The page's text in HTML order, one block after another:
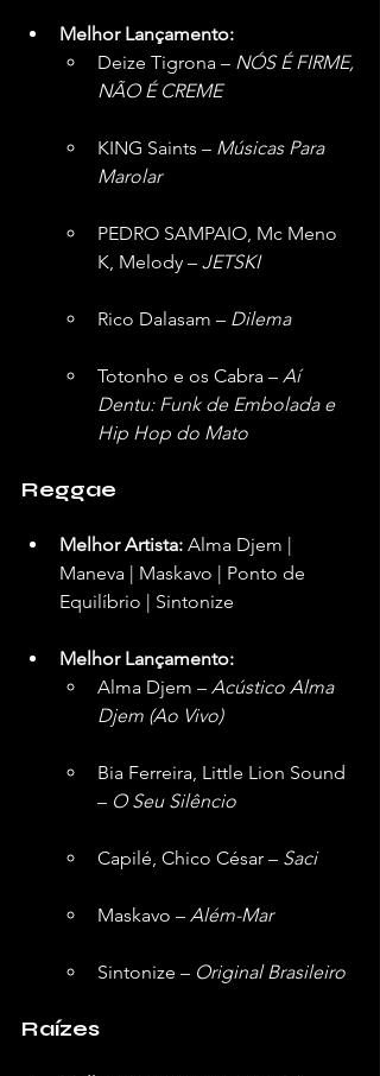
Melhor Lançamento:
Deize Tigrona – NÓS É FIRME,
NÃO É CREME
KING Saints – Músicas Para
Marolar
PEDRO SAMPAIO, Mc Meno
K, Melody – JETSKI
Rico Dalasam – Dilema
Totonho e os Cabra – Aí
Dentu: Funk de Embolada e
Hip Hop do Mato
Reggae
Melhor Artista: Alma Djem |
Maneva | Maskavo | Ponto de
Equilíbrio | Sintonize
Melhor Lançamento:
Alma Djem – Acústico Alma
Djem (Ao Vivo)
Bia Ferreira, Little Lion Sound
– O Seu Silêncio
Capilé, Chico César – Saci
Maskavo – Além-Mar
Sintonize – Original Brasileiro
Raízes